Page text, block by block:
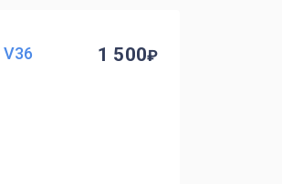
1 500